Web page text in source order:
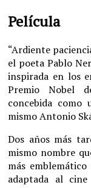
Película
“Ardiente
el poeta Pablo
inspirada en los
Premio Nobel
concebida
mismo Antonio
Dos años más
mismo nombre
más
adaptada al